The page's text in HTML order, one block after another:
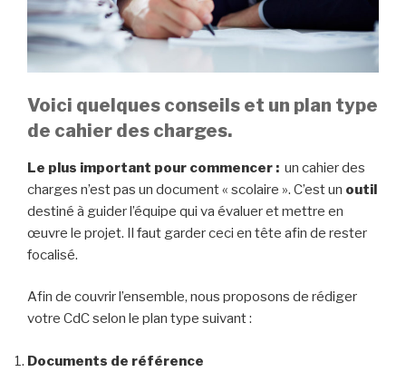
Voici quelques conseils et un plan type
de cahier des charges.
Le plus important pour commencer : un cahier des
charges n’est pas un document « scolaire ». C’est un outil
destiné à guider l’équipe qui va évaluer et mettre en
œuvre le projet. Il faut garder ceci en tête afin de rester
focalisé.
Afin de couvrir l’ensemble, nous proposons de rédiger
votre CdC selon le plan type suivant :
Documents de référence